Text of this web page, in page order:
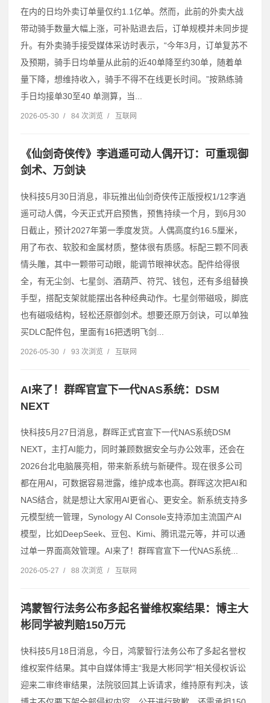
在内的日均外卖订单量仅约1.1亿单。然而，此前的外卖大战
带动骑手数量大幅上涨，可补贴退去后，订单规模并未同步提
升。有外卖骑手接受媒体采访时表示，“今年3月，订单复苏不
及预期，骑手日均单量从此前的近40单降至约30单，随着单
量下降，想维持收入，骑手不得不在线更长时间。”按熟练骑
手日均接单30至40 单测算，当...
2026-05-30 / 84 次浏览 / 互联网
《仙剑奇侠传》李逍遥可动人偶开订：可重现御
剑术、万剑诀
快科技5月30日消息，非玩推出仙剑奇侠传正版授权1/12李逍
遥可动人偶，今天正式开启预售，预售持续一个月，到6月30
日截止，预计2027年第一季度发货。人偶高度约16.5厘米，
用了布衣、软胶和金属材质，整体很有质感。标配三颗不同表
情头雕，其中一颗带可动眼，能调节眼神状态。配件给得很
全，有无尘剑、七星剑、酒葫芦、符咒、钱包，还有多组替换
手型，搭配支架就能摆出各种经典动作。七星剑带磁吸，脚底
也有磁吸结构，轻松还原御剑术。想要还原万剑诀，可以单独
买DLC配件包，里面有16把透明飞剑...
2026-05-30 / 93 次浏览 / 互联网
AI来了！群晖官宣下一代NAS系统：DSM
NEXT
快科技5月27日消息，群晖正式官宣下一代NAS系统DSM
NEXT，主打AI能力，同时兼顾数据安全与办公效率，还会在
2026台北电脑展亮相，带来新系统与新硬件。现在很多公司
都在用AI，可数据容易泄露，维护成本也高。群晖这次把AI和
NAS结合，就是想让大家用AI更省心、更安全。新系统支持多
元模型统一管理，Synology AI Console支持添加主流国产AI
模型，比如DeepSeek、豆包、Kimi、腾讯混元等，并可以通
过单一界面高效管理。AI来了！群晖官宣下一代NAS系统...
2026-05-27 / 88 次浏览 / 互联网
鸿蒙智行法务公布多起名誉维权案结果：博主大
彬同学被判赔150万元
快科技5月18日消息，今日，鸿蒙智行法务公布了多起名誉权
维权案件结果。其中自媒体博主“我是大彬同学”相关侵权诉讼
迎来二审终审结果，法院驳回其上诉请求，维持原有判决，该